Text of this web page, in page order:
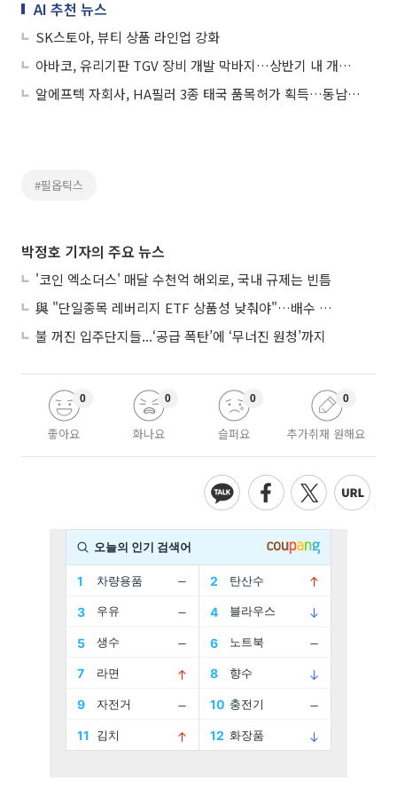
AI 추천 뉴스
SK스토아, 뷰티 상품 라인업 강화
아바코, 유리기판 TGV 장비 개발 막바지…상반기 내 개발 완료
알에프텍 자회사, HA필러 3종 태국 품목허가 획득…동남아 시장 공략
#필옵틱스
박정호 기자의 주요 뉴스
'코인 엑소더스' 매달 수천억 해외로, 국내 규제는 빈틈
與 "단일종목 레버리지 ETF 상품성 낮춰야"…배수 조정안도 거론
불 꺼진 입주단지들...‘공급 폭탄’에 ‘무너진 원청’까지
좋아요
0
화나요
0
슬퍼요
0
추가취재 원해요
0